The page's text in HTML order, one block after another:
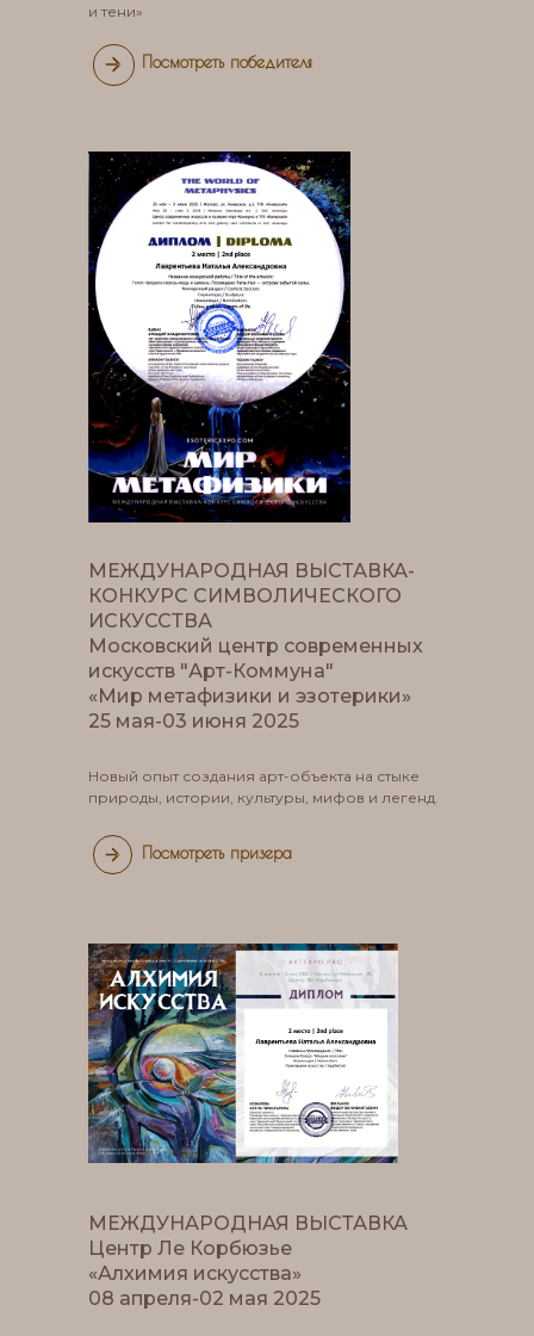
Посмотреть победителя
и тени»
Новый опыт создания арт-объекта на стыке
природы, истории, культуры, мифов и легенд.
Посмотреть призера
МЕЖДУНАРОДНАЯ ВЫСТАВКА-
КОНКУРС СИМВОЛИЧЕСКОГО
ИСКУССТВА
Московский центр современных
искусств "Арт-Коммуна"
«Мир метафизики и эзотерики»
25 мая-03 июня 2025
МЕЖДУНАРОДНАЯ ВЫСТАВКА
Центр Ле Корбюзье
«Алхимия искусства»
08 апреля-02 мая 2025